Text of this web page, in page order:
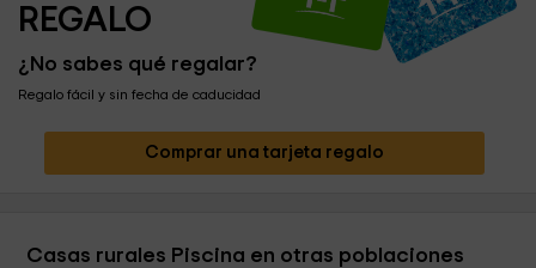
REGALO
¿No sabes qué regalar?
Regalo fácil y sin fecha de caducidad
Comprar una tarjeta regalo
Casas rurales Piscina en otras poblaciones